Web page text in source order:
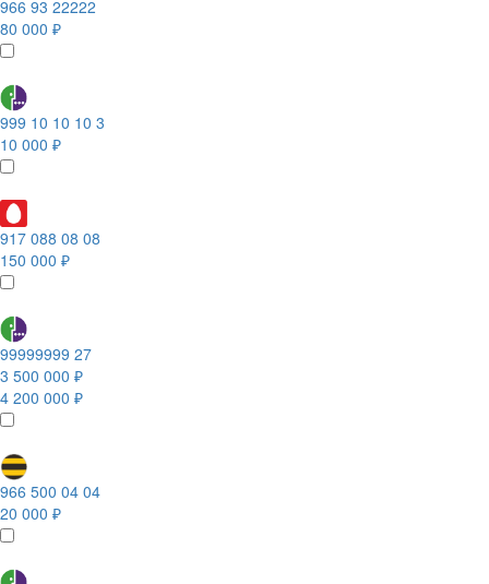
966 93 22222
80 000 ₽
999 10 10 10 3
10 000 ₽
917 088 08 08
150 000 ₽
99999999 27
3 500 000 ₽
4 200 000 ₽
966 500 04 04
20 000 ₽